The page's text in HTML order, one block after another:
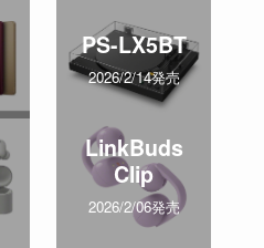
PS-LX5BT
2026/2/14発売
LinkBuds
Clip
2026/2/06発売